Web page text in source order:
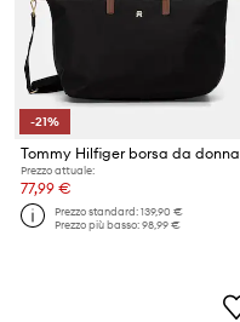
-21%
Tommy Hilfiger borsa da donna
Prezzo attuale:
77,99 €
Prezzo standard:139,90 €
Prezzo più basso:98,99 €